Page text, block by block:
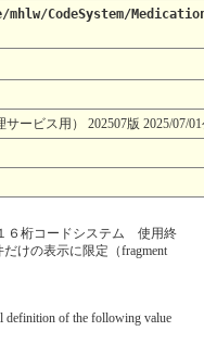
CodeSystem/
ービス用） 202507版 2025/07/
６桁コードシステム 使用終
けの表示に限定（fragment
definition of the following value